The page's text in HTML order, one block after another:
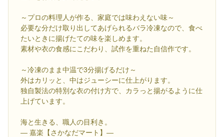
～プロの料理人が作る、家庭では味わえない味～
必要な分だけ取り出してあげられるバラ冷凍なので、食べ
たいときに揚げたての味を楽しめます。
素材や衣の食感にこだわり、試作を重ねた自信作です。
～冷凍のまま中温で3分揚げるだけ～
外はカリッと、中はジューシーに仕上がります。
独自製法の特別な衣の付け方で、カラっと揚がるように仕
上げています。
海と生きる、職人の目利き。
— 嘉楽【さかなだマート】—